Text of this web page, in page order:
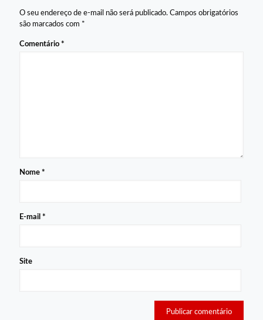
O seu endereço de e-mail não será publicado. Campos obrigatórios
são marcados com *
Comentário *
Nome *
E-mail *
Site